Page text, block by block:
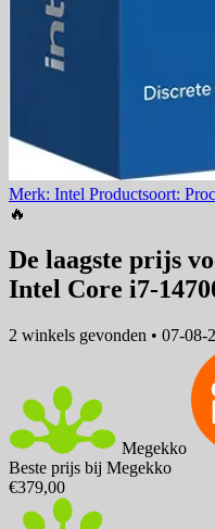
Merk: Intel Productsoort:
🔥
De laagste prijs
Intel Core i7-
2 winkels gevonden • 07-08-
Megekko
Beste prijs bij Megekko
€379,00